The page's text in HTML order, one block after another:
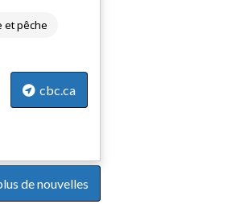
et pêche
cbc.ca
de nouvelles